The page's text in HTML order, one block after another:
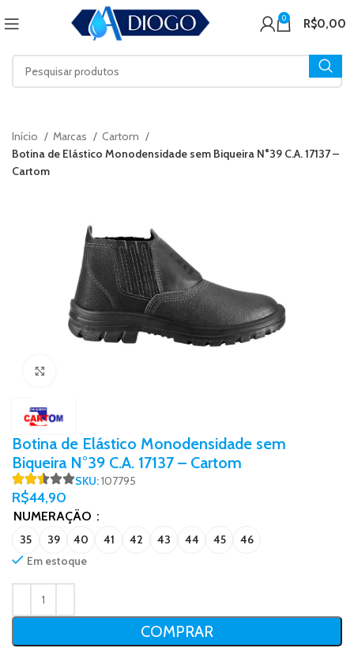
0 R$0,00
Início Marcas
Cartom
Botina de Elástico Monodensidade sem Biqueira N°39 C.A. 17137 –
Cartom
Botina de Elástico Monodensidade sem
Biqueira N°39 C.A. 17137 – Cartom
SKU:107795
R$44,90
NUMERAÇÃO
35 39 40 41 42 43 44 45
46
Em estoque
COMPRAR